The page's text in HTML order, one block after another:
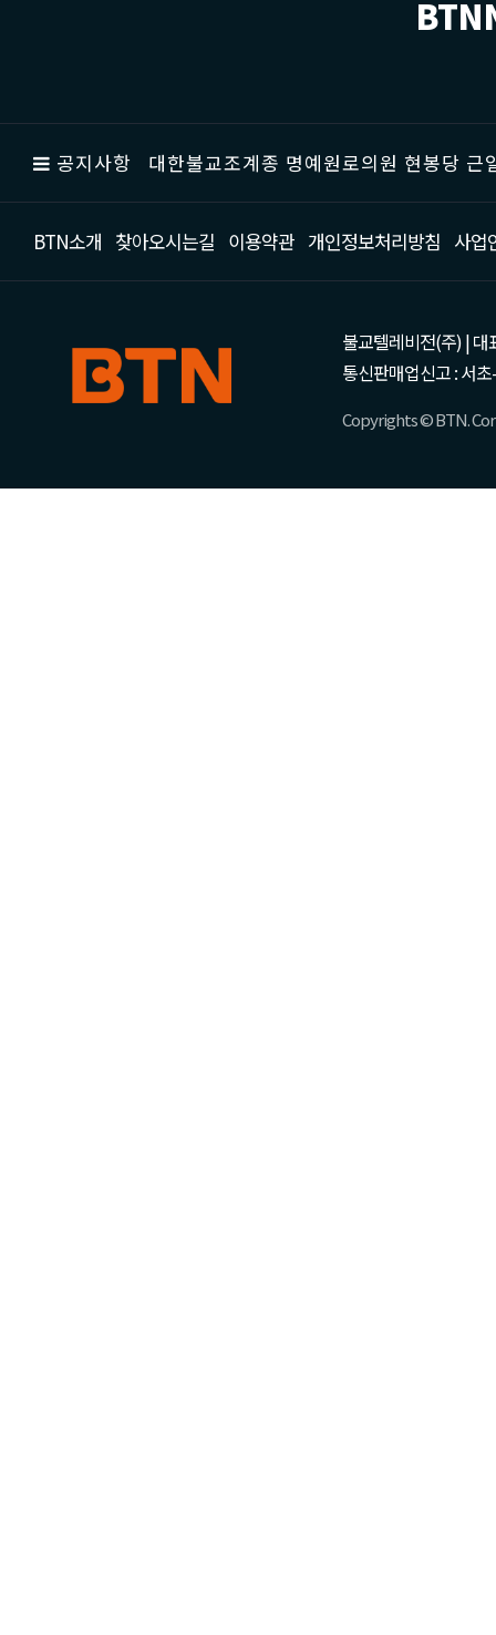
공지사항 대한불교조계종 명예원로의원 현봉당
BTN소개 찾아오시는길 이용약관 개인정보처리방침 사업
불교텔레비전(주) | 대
통신판매업신고 : 서
Copyrights © BTN.